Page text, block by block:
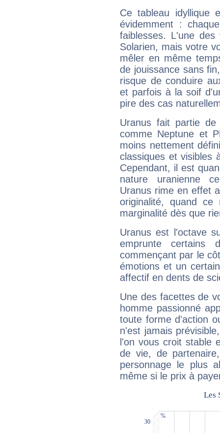
Ce tableau idyllique
évidemment :
faiblesses. L'une
Solarien, mais votre
mêler en même
de jouissance sans
risque de conduire
et parfois à la soif
pire des cas
Uranus fait partie
comme Neptune et
moins nettement
classiques et visibles
Cependant, il est
nature uranienne
Uranus rime en effet
originalité, quand ce
marginalité dès que
Uranus est l'octave
emprunte
commençant par le
émotions et un
affectif en dents de
Une des facettes de
homme passionné
toute forme d'action
n'est jamais
l'on vous croit stable
de vie, de
personnage le plus
même si le prix à